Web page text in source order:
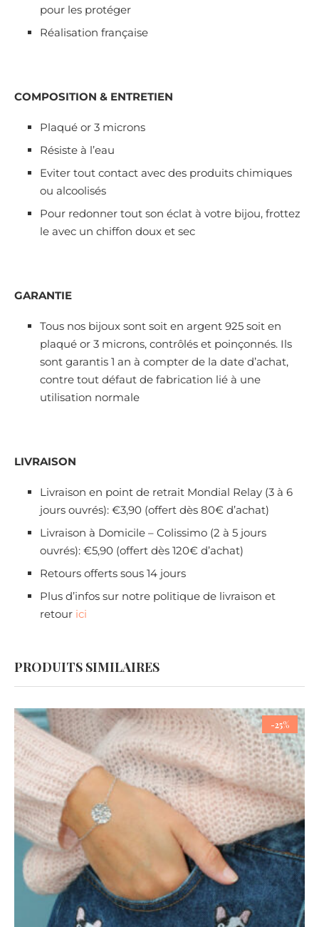
pour les protéger
Réalisation française
COMPOSITION & ENTRETIEN
Plaqué or 3 microns
Résiste à l’eau
Eviter tout contact avec des produits chimiques
ou alcoolisés
Pour redonner tout son éclat à votre bijou, frottez
le avec un chiffon doux et sec
GARANTIE
Tous nos bijoux sont soit en argent 925 soit en
plaqué or 3 microns, contrôlés et poinçonnés. Ils
sont garantis 1 an à compter de la date d’achat,
contre tout défaut de fabrication lié à une
utilisation normale
LIVRAISON
Livraison en point de retrait Mondial Relay (3 à 6
jours ouvrés): €3,90 (offert dès 80€ d’achat)
Livraison à Domicile – Colissimo (2 à 5 jours
ouvrés): €5,90 (offert dès 120€ d’achat)
Retours offerts sous 14 jours
Plus d’infos sur notre politique de livraison et
retour ici
PRODUITS SIMILAIRES
-25%